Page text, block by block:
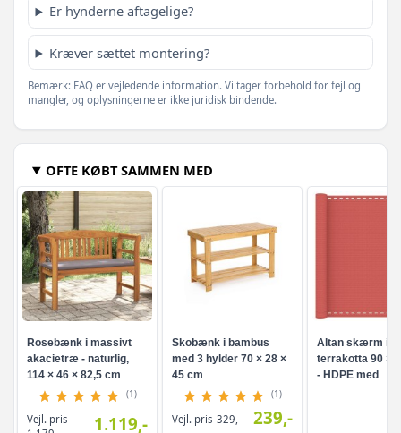
Er hynderne aftagelige?
Kræver sættet montering?
Bemærk: FAQ er vejledende information. Vi tager forbehold for fejl og
mangler, og oplysningerne er ikke juridisk bindende.
OFTE KØBT SAMMEN MED
Rosebænk i massivt
akacietræ - naturlig,
114 × 46 × 82,5 cm
(1)
Vejl. pris
1.119,-
Skobænk i bambus
med 3 hylder 70 × 28 ×
45 cm
(1)
Vejl. pris 329,- 239,-
Altan skærm i
terrakotta 90 ×
- HDPE med